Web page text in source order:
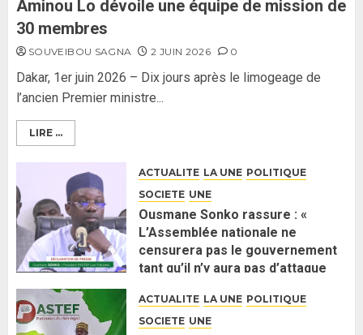
Aminou Lo dévoile une équipe de mission de
30 membres
SOUVEIBOU SAGNA 2 JUIN 2026 0
Dakar, 1er juin 2026 – Dix jours après le limogeage de
l’ancien Premier ministre...
LIRE ...
ACTUALITE LA UNE POLITIQUE
SOCIETE UNE
Ousmane Sonko rassure : «
L’Assemblée nationale ne
censurera pas le gouvernement
tant qu’il n’y aura pas d’attaque
2 JUIN 2026 0
ACTUALITE LA UNE POLITIQUE
SOCIETE UNE